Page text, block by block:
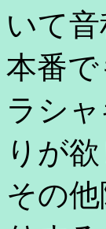
いて
本番
ラシ
りが
その